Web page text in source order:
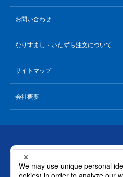
お悩み・用途から探す
ブランドから探す
キャンペーンから探す
お問い合わせ
なりすまし・いたずら注文について
サイトマップ
会社概要
お問い